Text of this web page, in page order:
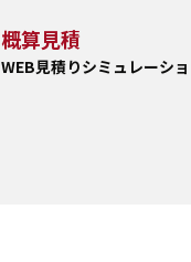
概算見積
WEB見積りシミュレーシ